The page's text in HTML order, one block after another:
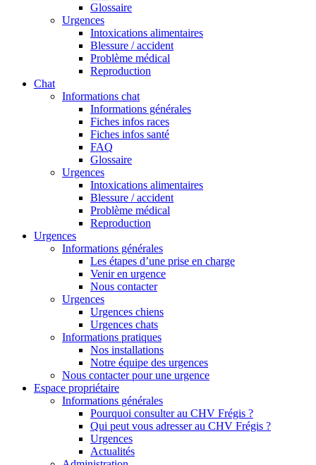
Glossaire
Urgences
Intoxications alimentaires
Blessure / accident
Problème médical
Reproduction
Chat
Informations chat
Informations générales
Fiches infos races
Fiches infos santé
FAQ
Glossaire
Urgences
Intoxications alimentaires
Blessure / accident
Problème médical
Reproduction
Urgences
Informations générales
Les étapes d’une prise en charge
Venir en urgence
Nous contacter
Urgences
Urgences chiens
Urgences chats
Informations pratiques
Nos installations
Notre équipe des urgences
Nous contacter pour une urgence
Espace propriétaire
Informations générales
Pourquoi consulter au CHV Frégis ?
Qui peut vous adresser au CHV Frégis ?
Urgences
Actualités